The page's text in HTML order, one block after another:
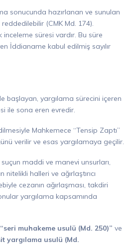
sonucunda hazırlanan ve sunulan
(CMK Md. 174).
süresi vardır. Bu süre
İddianame kabul edilmiş sayılır
başlayan, yargılama sürecini içeren
ile sona eren evredir.
Mahkemece “Tensip Zaptı”
verilir ve esas yargılamaya geçilir.
maddi ve manevi unsurları,
nitelikli halleri ve ağırlaştırıcı
cezanın ağırlaşması, takdiri
yargılama kapsamında
“seri muhakeme usulü (Md. 250)” ve
yargılama usulü (Md.